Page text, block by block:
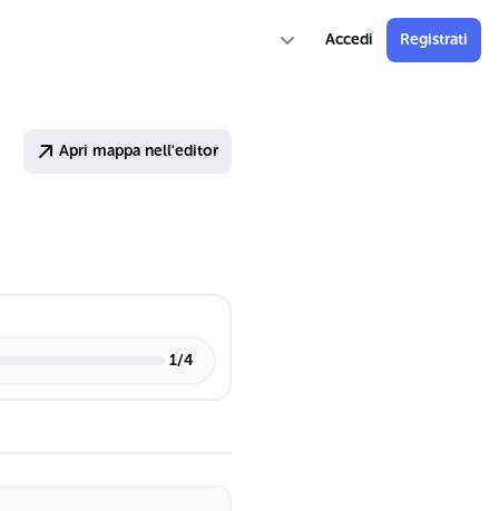
Accedi Registrati
Apri mappa nell'editor
1/4